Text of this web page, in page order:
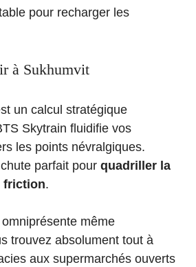
pour recharger les
à Sukhumvit
un calcul stratégique
Skytrain fluidifie vos
les points névralgiques.
parfait pour quadriller la
friction.
même
trouvez absolument tout à
aux supermarchés ouverts